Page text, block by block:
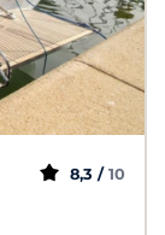
8,3 / 10